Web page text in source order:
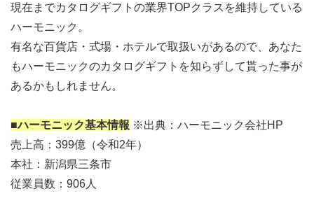
現在までカタログギフトの業界TOPクラスを維持している
ハーモニック。
有名な百貨店・式場・ホテルで取扱いがあるので、あなた
もハーモニックのカタログギフトを知らずして貰った事が
あるかもしれません。
■ハーモニック基本情報 ※出典：ハーモニック会社HP
売上高：399億（令和2年）
本社：新潟県三条市
従業員数：906人